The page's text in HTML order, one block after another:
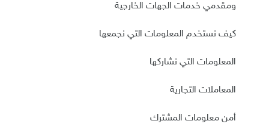
ومقدمي خدمات الجهات الخارجية
كيف نستخدم المعلومات التي نجمعها
المعلومات التي نشاركها
المعاملات التجارية
أمن معلومات المشترك